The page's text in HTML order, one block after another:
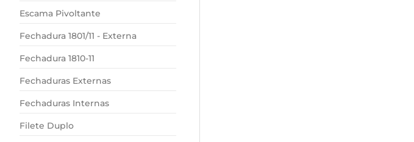
Escama Pivoltante
Fechadura 1801/11 - Externa
Fechadura 1810-11
Fechaduras Externas
Fechaduras Internas
Filete Duplo